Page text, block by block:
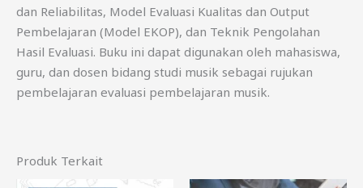
dan Reliabilitas, Model Evaluasi Kualitas dan Output
Pembelajaran (Model EKOP), dan Teknik Pengolahan
Hasil Evaluasi. Buku ini dapat digunakan oleh mahasiswa,
guru, dan dosen bidang studi musik sebagai rujukan
pembelajaran evaluasi pembelajaran musik.
Produk Terkait
Harga
Harga
Harga
Harga